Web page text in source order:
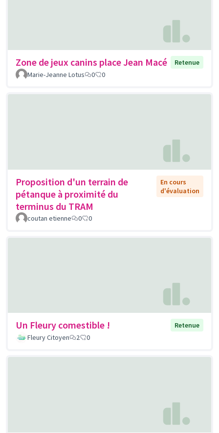
Zone de jeux canins place Jean Macé
Retenue
Marie-Jeanne Lotus
0 0
Proposition d'un terrain de
pétanque à proximité du
terminus du TRAM
En cours
d'évaluation
coutan etienne 0 0
Un Fleury comestible !
Retenue
Fleury Citoyen
2 0